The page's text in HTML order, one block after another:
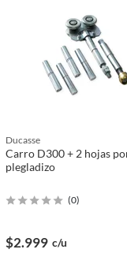
Ducasse
Carro D300 + 2 hojas
plegladizo
(0)
$2.999 c/u